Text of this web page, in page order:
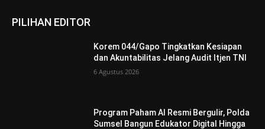
PILIHAN EDITOR
Korem 044/Gapo Tingkatkan Kesiapan
dan Akuntabilitas Jelang Audit Itjen TNI
6 Agustus 2026
Program Paham AI Resmi Bergulir, Polda
Sumsel Bangun Edukator Digital Hingga